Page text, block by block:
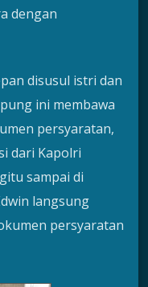
dengan
disusul istri dan
ini membawa
persyaratan,
dari Kapolri
sampai di
langsung
persyaratan